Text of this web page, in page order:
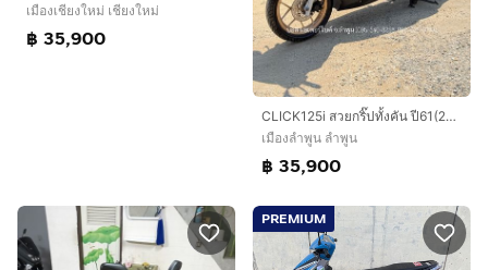
เมืองเชียงใหม่ เชียงใหม่
฿ 35,900
CLICK125i สวยกริ๊ปทั้งคัน ปี61(2018) รถจ้าวแรกมือเดียว เครื่องดีมาก ภาษีต่อให้เต็ม ชุดโอนครบ
เมืองลำพูน ลำพูน
฿ 35,900
PREMIUM